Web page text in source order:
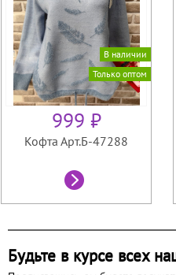
В наличии
Только оптом
999 ₽
Кофта Арт.Б-47288
Будьте в курсе всех